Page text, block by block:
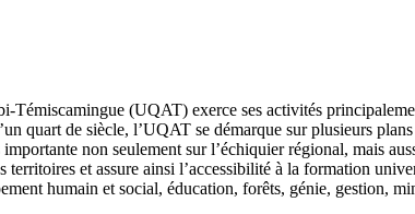
Témiscamingue (UQAT) exerce ses activités
quart de siècle, l’UQAT se démarque sur plusieurs
non seulement sur l’échiquier régional, mais
territoires et assure ainsi l’accessibilité à la formation
humain et social, éducation, forêts, génie, gestion,